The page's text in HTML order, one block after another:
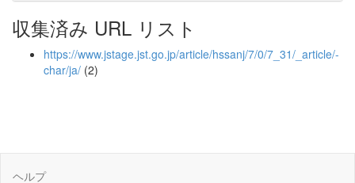
収集済み URL リスト
https://www.jstage.jst.go.jp/article/hssanj/7/0/7_31/_article/-
char/ja/ (2)
ヘルプ